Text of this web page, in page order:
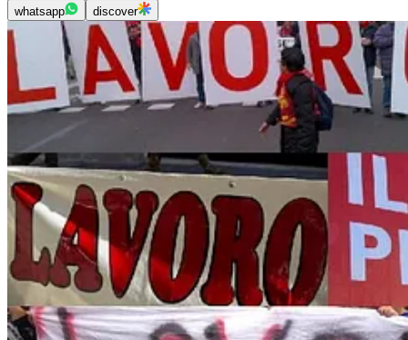
whatsapp discover